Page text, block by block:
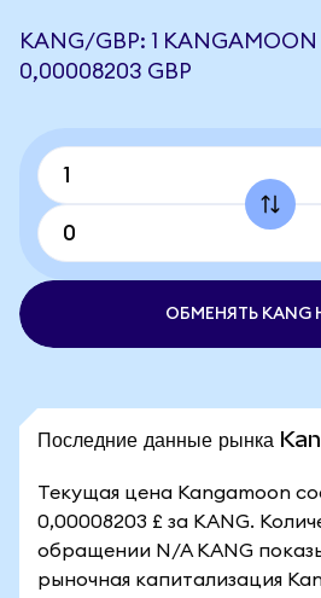
KANG/GBP: 1
0,00008203 GBP
ОБМЕНЯТЬ KANG
Последние данные рынка
Текущая цена Kangamoon
0,00008203 £ за KANG.
обращении N/A KANG
рыночная капитализация